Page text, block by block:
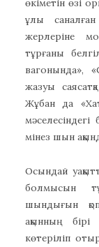
өкіметін өзі
ұлы
жерлеріне
тұрғаны
вагонында»,
жазуы
Жұбан да
мінез шын
Осындай
болмысын
шындығын
ақынның бірі
көтеріліп